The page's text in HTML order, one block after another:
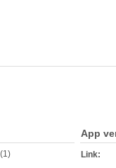
(1)
App
Link: